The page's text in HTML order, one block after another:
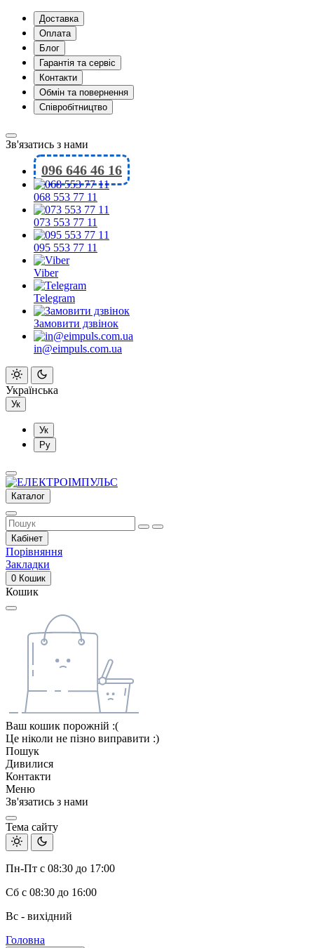
Доставка
Оплата
Блог
Гарантія та сервіс
Контакти
Обмін та повернення
Співробітництво
Зв'язатись з нами
096 646 46 16
068 553 77 11
073 553 77 11
095 553 77 11
Viber
Telegram
Замовити дзвінок
in@eimpuls.com.ua
Українська
Ук
Ук
Ру
Каталог
Кабінет
Порівняння
Закладки
0 Кошик
Кошик
Ваш кошик порожній :(
Це ніколи не пізно виправити :)
Пошук
Дивилися
Контакти
Меню
Зв'язатись з нами
Тема сайту
Пн-Пт с 08:30 до 17:00
Сб с 08:30 до 16:00
Вс - вихідний
Головна